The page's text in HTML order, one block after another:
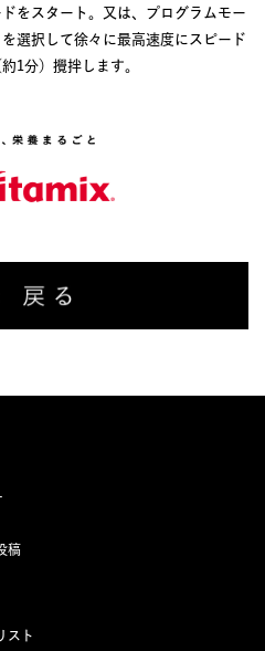
をスタート。又は、プログラムモー
選択して徐々に最高速度にスピード
1分）攪拌します。
稿
スト